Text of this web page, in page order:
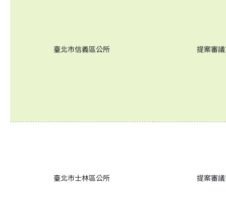
臺北市信義區公所 提案審
臺北市士林區公所 提案審